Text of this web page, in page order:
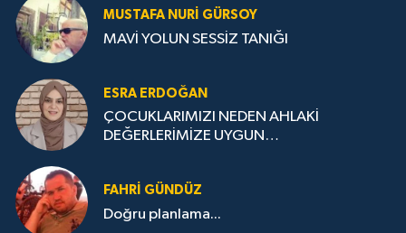
MUSTAFA NURI GÜRSOY
MAVİ YOLUN SESSİZ TANIĞI
ESRA ERDOĞAN
ÇOCUKLARIMIZI NEDEN AHLAKİ
DEĞERLERİMİZE UYGUN
FAHRI GÜNDÜZ
Doğru planlama...